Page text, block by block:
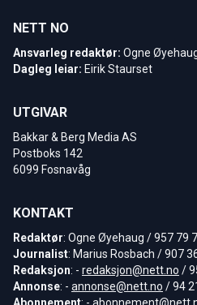
NETT NO
Ansvarleg redaktør: Ogne
Dagleg leiar: Eirik Staurset
UTGIVAR
Bakkar & Berg Media AS
Postboks 142
6099 Fosnavåg
KONTAKT
Redaktør: Ogne Øyehaug / 957 79
Journalist: Marius Rosbach / 907
Redaksjon: - redaksjon@nett.no /
Annonse: - annonse@nett.no / 94